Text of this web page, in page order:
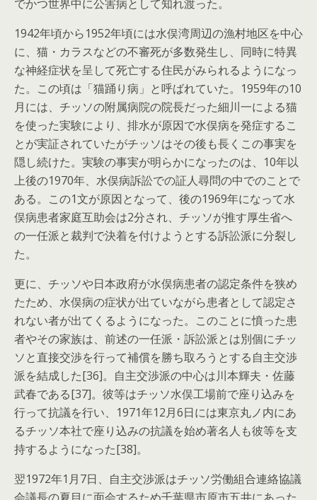
でかつ世界中に公害病として知れ渡った。
1942年頃から1952年頃には水俣湾周辺の漁村地区を中心
に、猫・カラスなどの不審死が多数発生し、同時に特異
な神経症状を呈して死亡する住民がみられるようになっ
た。この頃は「猫踊り病」と呼ばれていた。1959年の10
月には、チッソの附属病院の院長だった細川一による猫
を使った実験により、排水が原因で水俣病を発症するこ
とが実証されていたがチッソはその後も長くこの事実を
隠し続けた。実験の事実が明らかになったのは、10年以
上後の1970年、水俣病訴訟での証人尋問の中でのことで
ある。この1文が原因となって、後の1969年になって水
俣病患者家庭互助会は2分され、チッソが推す厚生省へ
の一任派と裁判で決着を付けようとする訴訟派に分裂し
た。
更に、チッソや日本政府が水俣病患者の認定条件を狭め
たため、水俣病の症状が出ていながら患者として認定さ
れない者が出てくるようになった。このことに憤った患
者やその家族は、前述の一任派・訴訟派とは別個にチッ
ソと直接交渉を行って補償を勝ち取ろうとする自主交渉
派を結成した[36]。自主交渉派の中心は川本輝夫・佐藤
武春である[37]。彼等はチッソ水俣工場前で座り込みを
行って抗議を行い、1971年12月6日には東京丸ノ内にあ
るチッソ本社で座り込みの抗議を始め著名人も彼等を支
持するようになった[38]。
翌1972年1月7日、自主交渉派はチッソ労働組合連絡協議